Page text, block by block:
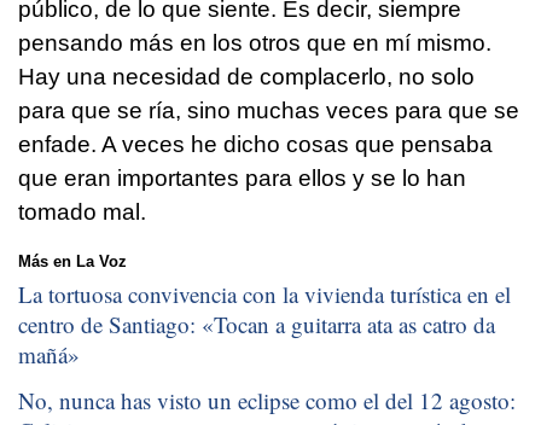
público, de lo que siente. Es decir, siempre
pensando más en los otros que en mí mismo.
Hay una necesidad de complacerlo, no solo
para que se ría, sino muchas veces para que se
enfade. A veces he dicho cosas que pensaba
que eran importantes para ellos y se lo han
tomado mal.
Más en La Voz
La tortuosa convivencia con la vivienda turística en el
centro de Santiago: «Tocan a guitarra ata as catro da
mañá»
No, nunca has visto un eclipse como el del 12 agosto: